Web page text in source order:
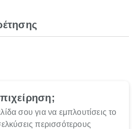
σου για να εμπλουτίσεις το
περισσότερους